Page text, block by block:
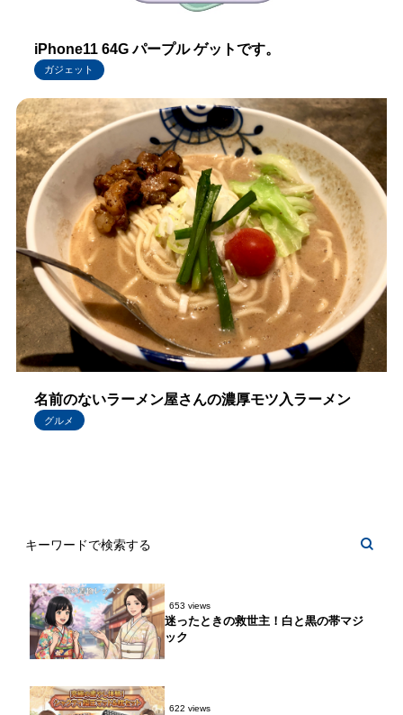
iPhone11 64G パープル ゲットです。
ガジェット
名前のないラーメン屋さんの濃厚モツ入ラーメン
グルメ
653 views
迷ったときの救世主！白と黒の帯マジ
ック
622 views